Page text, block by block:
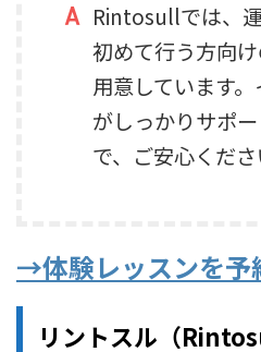
Rintosullでは、
初めて行う方向
用意しています
がしっかりサポ
で、ご安心くださ
→体験レッスンを予
リントスル（